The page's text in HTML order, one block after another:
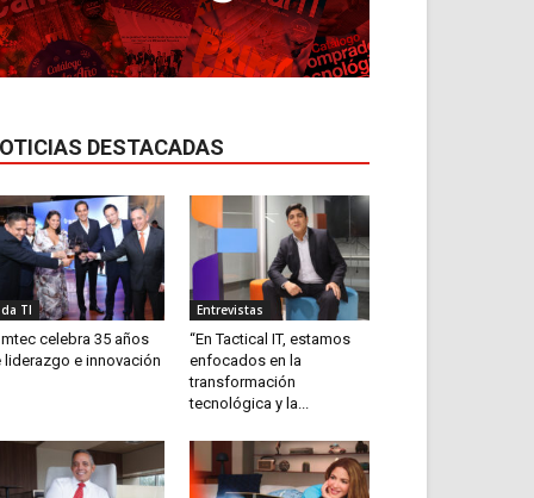
DESTACADAS
TI
celebra 35 años
liderazgo e innovación
Entrevistas
“En Tactical IT, estamos
enfocados en la
transformación
tecnológica y la...